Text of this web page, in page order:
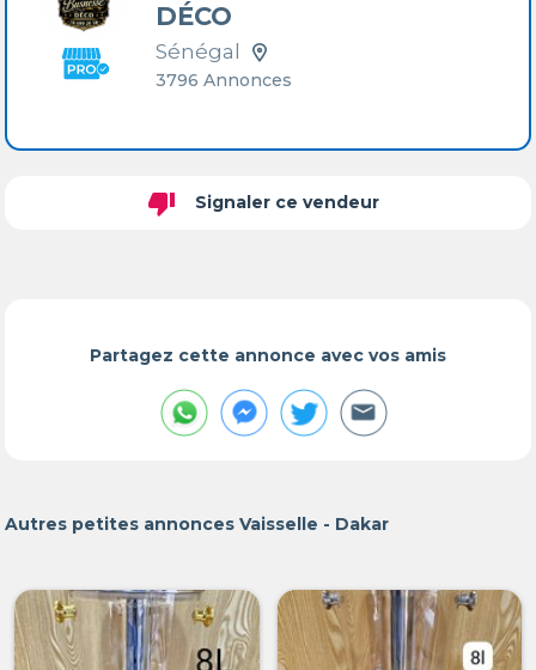
DÉCO
Sénégal
3796 Annonces
thumb_down Signaler ce vendeur
Partagez cette annonce avec vos amis
Autres petites annonces Vaisselle - Dakar